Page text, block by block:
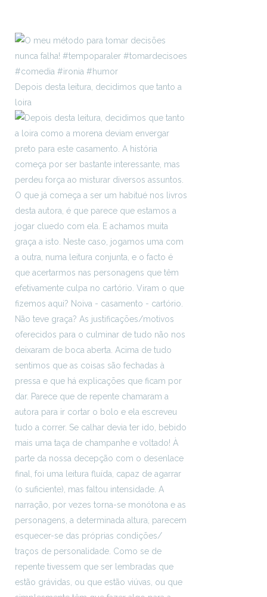
Depois desta leitura, decidimos que tanto a
loira